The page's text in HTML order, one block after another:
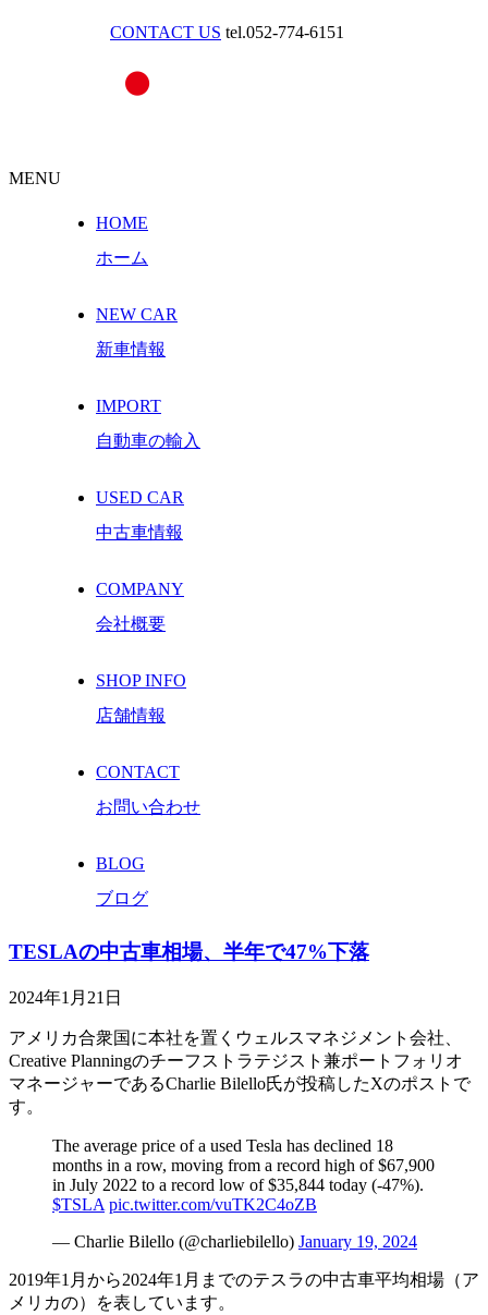
CONTACT US tel.052-774-6151
MENU
HOME
ホーム
NEW CAR
新車情報
IMPORT
自動車の輸入
USED CAR
中古車情報
COMPANY
会社概要
SHOP INFO
店舗情報
CONTACT
お問い合わせ
BLOG
ブログ
TESLAの中古車相場、半年で47%下落
2024年1月21日
アメリカ合衆国に本社を置くウェルスマネジメント会社、
Creative Planningのチーフストラテジスト兼ポートフォリオ
マネージャーであるCharlie Bilello氏が投稿したXのポストで
す。
The average price of a used Tesla has declined 18
months in a row, moving from a record high of $67,900
in July 2022 to a record low of $35,844 today (-47%).
$TSLA pic.twitter.com/vuTK2C4oZB
— Charlie Bilello (@charliebilello) January 19, 2024
2019年1月から2024年1月までのテスラの中古車平均相場（ア
メリカの）を表しています。